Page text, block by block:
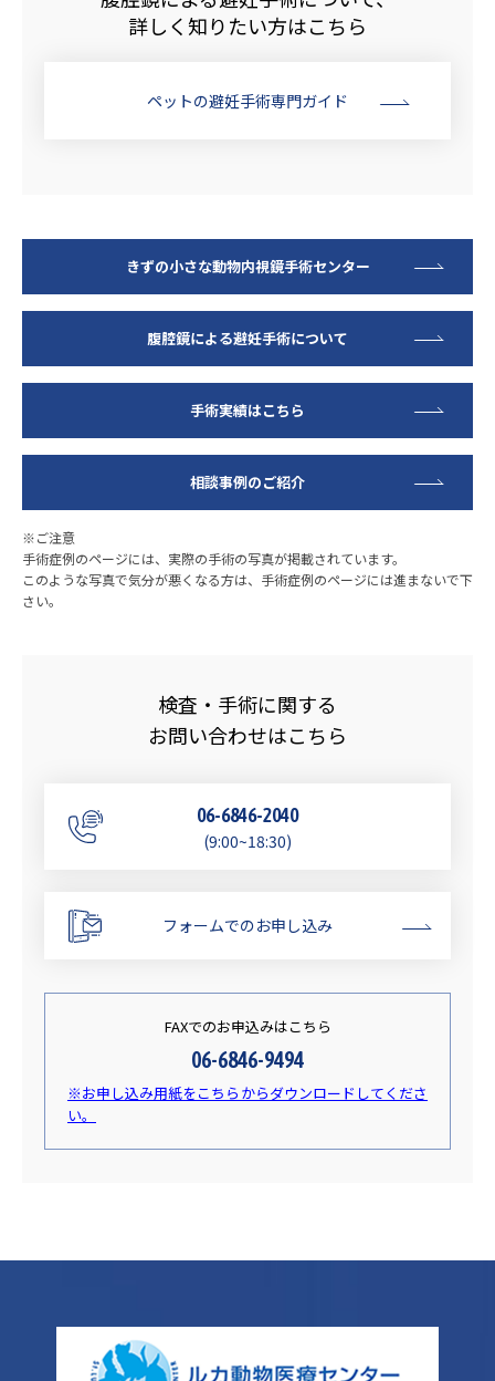
詳しく知りたい方はこちら
ペットの避妊手術専門ガイド
きずの小さな動物内視鏡手術センター
腹腔鏡による避妊手術について
手術実績はこちら
相談事例のご紹介
※ご注意
手術症例のページには、実際の手術の写真が掲載されています。
このような写真で気分が悪くなる方は、手術症例のページには進まないで下
さい。
検査・手術に関する
お問い合わせはこちら
06-6846-2040
(9:00~18:30)
フォームでのお申し込み
FAXでのお申込みはこちら
06-6846-9494
※お申し込み用紙をこちらからダウンロードしてくださ
い。